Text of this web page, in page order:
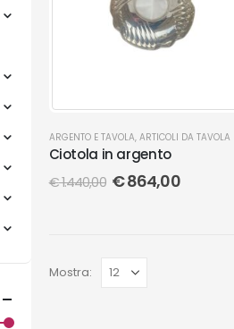
ARGENTO E TAVOLA, ARTICOLI DA TAVOLA
Ciotola in argento
€1.440,00 €864,00
Mostra: